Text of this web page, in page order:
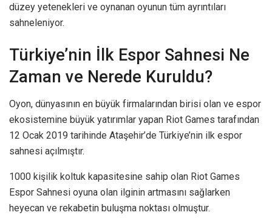
düzey yetenekleri ve oynanan oyunun tüm ayrıntıları
sahneleniyor.
Türkiye’nin İlk Espor Sahnesi Ne
Zaman ve Nerede Kuruldu?
Oyon, dünyasının en büyük firmalarından birisi olan ve espor
ekosistemine büyük yatırımlar yapan Riot Games tarafından
12 Ocak 2019 tarihinde Ataşehir’de Türkiye’nin ilk espor
sahnesi açılmıştır.
1000 kişilik koltuk kapasitesine sahip olan Riot Games
Espor Sahnesi oyuna olan ilginin artmasını sağlarken
heyecan ve rekabetin buluşma noktası olmuştur.